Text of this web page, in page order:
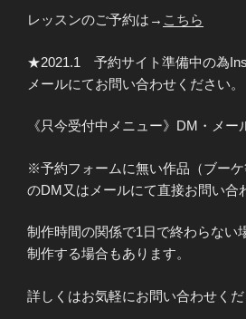
レッスンのご予約は→ こちら
★2021.1 予約サイト準備中の為
メールにてお問い合わせください。
《只今受付中メニュー》DM・メー
※予約フォームに無い作品（ブー
のDM又はメールにて直接お問い合
制作時間の関係で1日で終わらない
制作する場合もあります。
詳しくはお気軽にお問い合わせくだ